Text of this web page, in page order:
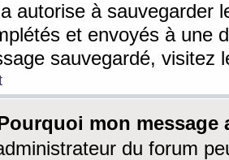
autorise à sauvegarder
et envoyés à une
sauvegardé, visitez
mon message
du forum